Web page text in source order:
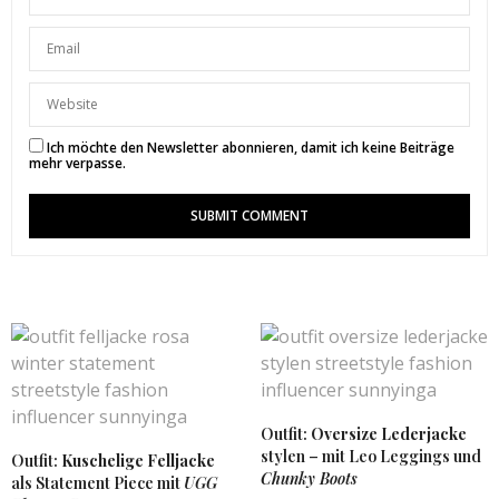
2. MÄRZ 2018 UM 17:23 UHR
Ich mag die Rock-Pullover-Kombination auch super
Hab ein schönes Wochenende
http://www.klamottenkonzept.de
SUNNYINGA SAGT:
Danke liebe Anni 🙂
VIOLETTE SAGT:
These boots are amazing! I love them so much and
how you styled them!
http://violettedaily.com
SUNNYINGA SAGT:
Ich möchte den Newsletter abonnieren, damit ich keine Beiträge
mehr verpasse.
Outfit: Kuschelige Felljacke
als Statement Piece mit UGG
Outfit: Oversize Lederjacke
stylen – mit Leo Leggings und
Chunky Boots